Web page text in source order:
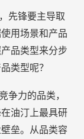
先锋要主导取
用场景和产品
品类型来分步
类型呢？
争力的品类，
油汀上最具研
垒。从品类容